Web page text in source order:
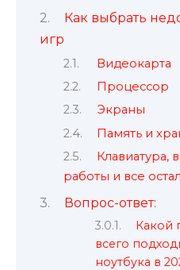
Как выбрать
игр
Видеокарта
Процессор
Экраны
Память и
Клавиатура,
работы и все
Вопрос-ответ:
Какой
всего
ноутбука в